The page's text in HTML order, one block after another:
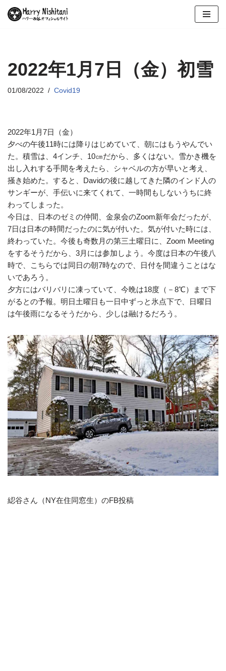
ン
ツ
へ
プ
2022年1月7日（金）初雪
01/08/2022 Covid19
2022年1月7日（金）
夕べの午後11時には降りはじめていて、朝にはもうやんでい
た。積雪は、4インチ、10㎝だから、多くはない。雪かき機を
出し入れする手間を考えたら、シャベルの方が早いと考え、
掻き始めた。すると、Davidの後に越してきた隣のインド人の
サンギーが、手伝いに来てくれて、一時間もしないうちに終
わってしまった。
今日は、日本のゼミの仲間、金泉会のZoom新年会だったが、
7日は日本の時間だったのに気が付いた。気が付いた時には、
終わっていた。今後も奇数月の第三土曜日に、Zoom Meeting
をするそうだから、3月には参加しよう。今度は日本の午後八
時で、こちらでは同日の朝7時なので、日付を間違うことはな
いであろう。
夕方にはバリバリに凍っていて、今晩は18度（－8℃）まで下
がるとの予報。明日土曜日も一日中ずっと氷点下で、日曜日
は午後雨になるそうだから、少しは融けるだろう。
綛谷さん（NY在住同窓生）のFB投稿